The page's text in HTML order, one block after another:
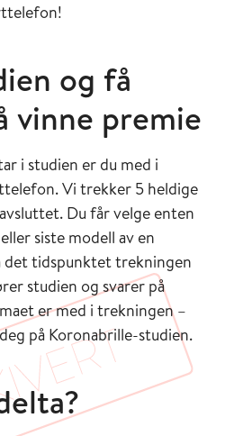
og få
vinne premie
i studien er du med i
Vi trekker 5 heldige
Du får velge enten
siste modell av en
det tidspunktet trekningen
studien og svarer på
er med i trekningen –
på Koronabrille-studien.